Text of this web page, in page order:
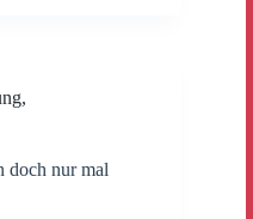
,
doch nur mal